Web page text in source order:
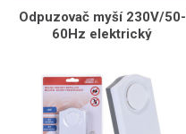
Odpuzovač myší 230V/50-
60Hz elektrický